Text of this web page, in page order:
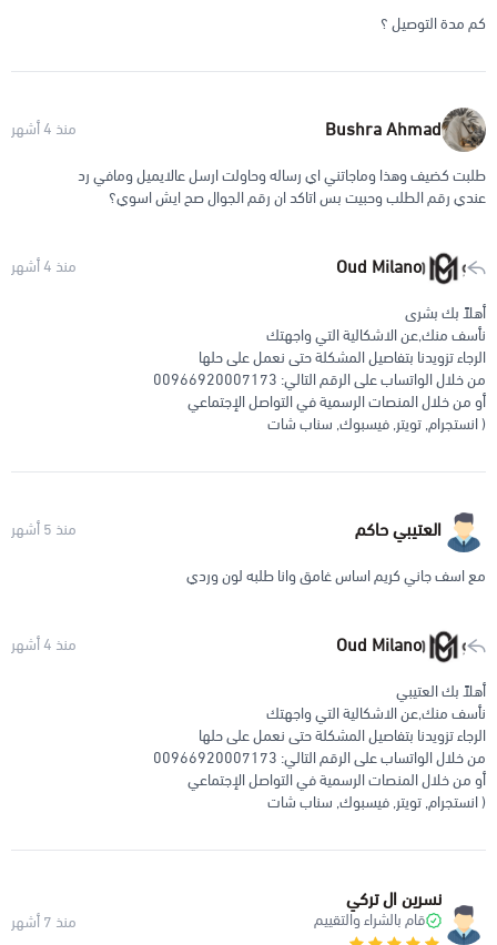
كم مدة التوصيل ؟
Bushra Ahmad
منذ 4 أشهر
طلبت كضيف وهذا وماجاتني اي رساله وحاولت ارسل عالايميل ومافي رد
عندي رقم الطلب وحبيت بس اتاكد ان رقم الجوال صح ايش اسوي؟
Oud Milano
منذ 4 أشهر
أهلاً بك بشرى
نأسف منك,عن الاشكالية التي واجهتك
الرجاء تزويدنا بتفاصيل المشكلة حتى نعمل على حلها
من خلال الواتساب على الرقم التالي: 00966920007173
أو من خلال المنصات الرسمية في التواصل الإجتماعي
( انستجرام, تويتر, فيسبوك, سناب شات
العتيبي حاكم
منذ 5 أشهر
مع اسف جاني كريم اساس غامق وانا طلبه لون وردي
Oud Milano
منذ 4 أشهر
أهلاً بك العتيبي
نأسف منك,عن الاشكالية التي واجهتك
الرجاء تزويدنا بتفاصيل المشكلة حتى نعمل على حلها
من خلال الواتساب على الرقم التالي: 00966920007173
أو من خلال المنصات الرسمية في التواصل الإجتماعي
( انستجرام, تويتر, فيسبوك, سناب شات
نسرين ال تركي
قام بالشراء والتقييم منذ 7 أشهر